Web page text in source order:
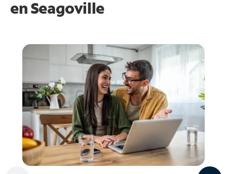
enSeagoville